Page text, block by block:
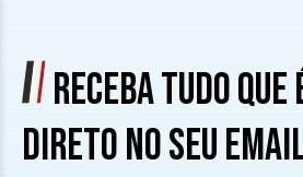
RECEBA TUDO QUE
DIRETO NO SEU